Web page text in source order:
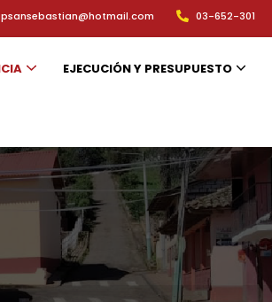
03-652-301
EJECUCIÓN Y PRESUPUESTO